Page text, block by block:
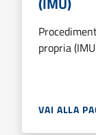
propria
VAI ALLA